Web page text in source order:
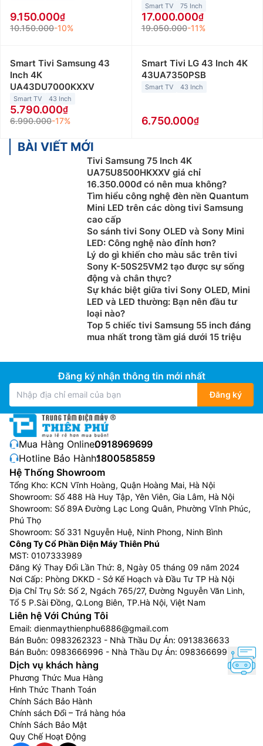
9.150.000
10.150.000-10%
Smart TV 75 Inch
17.000.000
19.050.000-11%
Smart Tivi Samsung 43
Inch 4K
UA43DU7000KXXV
Smart TV 43 Inch
5.790.000
6.990.000-17%
Smart Tivi LG 43 Inch 4K
43UA7350PSB
Smart TV 43 Inch
6.750.000
BÀI VIẾT MỚI
Tivi Samsung 75 Inch 4K
UA75U8500HKXXV giá chỉ
16.350.000đ có nên mua không?
Tìm hiểu công nghệ đèn nền Quantum
Mini LED trên các dòng tivi Samsung
cao cấp
So sánh tivi Sony OLED và Sony Mini
LED: Công nghệ nào đỉnh hơn?
Lý do gì khiến cho màu sắc trên tivi
Sony K-50S25VM2 tạo được sự sống
động và chân thực?
Sự khác biệt giữa tivi Sony OLED, Mini
LED và LED thường: Bạn nên đầu tư
loại nào?
Top 5 chiếc tivi Samsung 55 inch đáng
mua nhất trong tầm giá dưới 15 triệu
Đăng ký nhận thông tin mới nhất
Đăng ký
Mua Hàng Online:0918969699
Hotline Bảo Hành:1800585859
Hệ Thống Showroom
Tổng Kho: KCN Vĩnh Hoàng, Quận Hoàng Mai, Hà Nội
Showroom: Số 488 Hà Huy Tập, Yên Viên, Gia Lâm, Hà Nội
Showroom: Số 89A Đường Lạc Long Quân, Phường Vĩnh Phúc,
Phú Thọ
Showroom: Số 331 Nguyễn Huệ, Ninh Phong, Ninh Bình
Công Ty Cổ Phần Điện Máy Thiên Phú
MST: 0107333989
Đăng Ký Thay Đổi Lần Thứ: 8, Ngày 05 tháng 09 năm 2024
Nơi Cấp: Phòng DKKD - Sở Kế Hoạch và Đầu Tư TP Hà Nội
Địa Chỉ Trụ Sở: Số 2, Ngách 765/27, Đường Nguyễn Văn Linh,
Tổ 5 P.Sài Đồng, Q.Long Biên, TP.Hà Nội, Việt Nam
Liên hệ Với Chúng Tôi
Email: dienmaythienphu6886@gmail.com
Bán Buôn: 0983262323 - Nhà Thầu Dự Án: 0913836633
Bán Buôn: 0983666996 - Nhà Thầu Dự Án: 0983666996
Dịch vụ khách hàng
Phương Thức Mua Hàng
Hình Thức Thanh Toán
Chính Sách Bảo Hành
Chính sách Đổi – Trả hàng hóa
Chính Sách Bảo Mật
Quy Chế Hoạt Động